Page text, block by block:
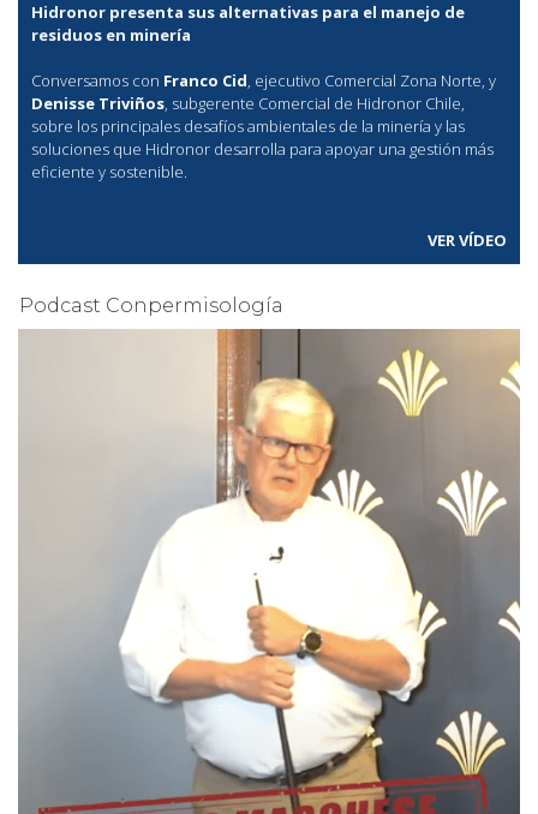
Hidronor presenta sus alternativas para el manejo de
residuos en minería
Conversamos con Franco Cid, ejecutivo Comercial Zona Norte, y
Denisse Triviños, subgerente Comercial de Hidronor Chile,
sobre los principales desafíos ambientales de la minería y las
soluciones que Hidronor desarrolla para apoyar una gestión más
eficiente y sostenible.
VER VÍDEO
Podcast Conpermisología